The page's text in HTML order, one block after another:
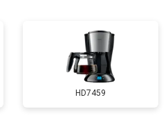
HD7459